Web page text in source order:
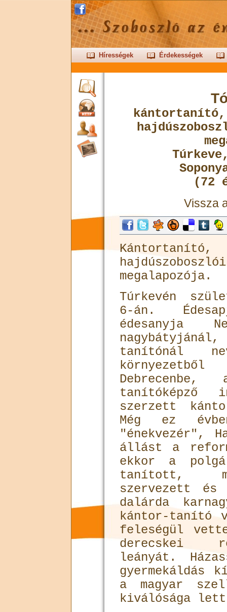
Hírességek Érdekességek
kántortanító,
(72
Vissza
Kántortanító,
megalapozója.
Túrkevén
6-án.
édesanyja
tanítónál
tanítóképző
szerzett
Még ez
"énekvezér",
állást a
ekkor a
tanított,
szervezett és
dalárda
kántor-tanító
feleségül
derecskei
leányát.
gyermekáldás
a magyar
kiválósága